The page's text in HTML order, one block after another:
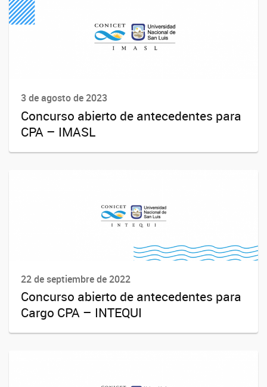
3 de agosto de 2023
Concurso abierto de antecedentes para
CPA – IMASL
22 de septiembre de 2022
Concurso abierto de antecedentes para
Cargo CPA – INTEQUI